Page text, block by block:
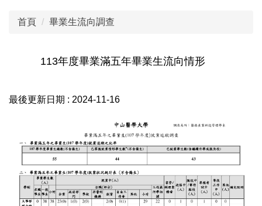
首頁 畢業生流向調查
113年度畢業滿五年畢業生流向情形
最後更新日期 : 2024-11-16